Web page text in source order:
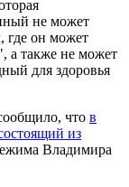
не может
где он может
а также не может
для здоровья
что в
из
Владимира